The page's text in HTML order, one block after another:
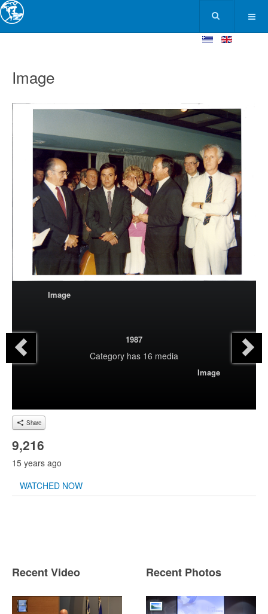
Image
Image
1987
Category has 16 media
Image
Share
9,216
15 years ago
WATCHED NOW
Recent Video Recent Photos